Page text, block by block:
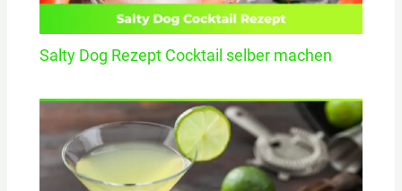
Salty Dog Rezept Cocktail selber machen